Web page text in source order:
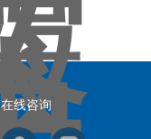
在线咨询